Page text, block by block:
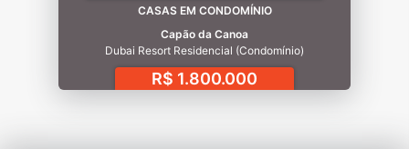
CASAS EM CONDOMÍNIO
Capão da Canoa
Dubai Resort Residencial (Condomínio)
R$ 1.800.000